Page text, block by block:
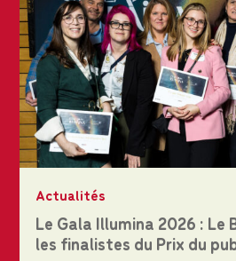
Actualités
Le Gala Illumina 2026 : Le
les finalistes du Prix du